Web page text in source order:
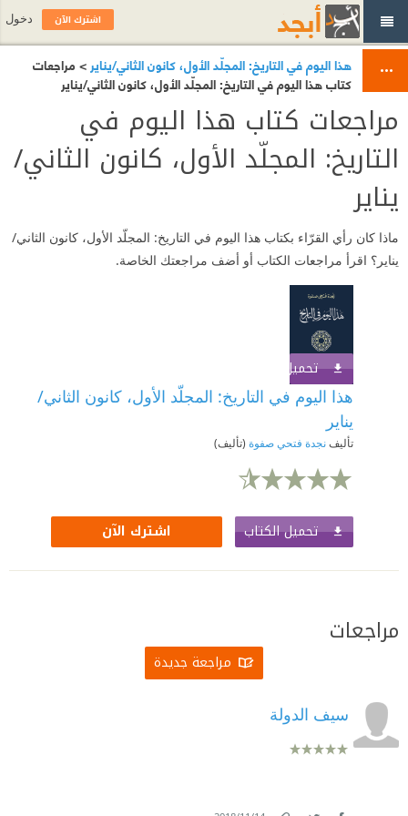
هذا اليوم في التاريخ: المجلّد الأول، كانون الثاني/يناير > مراجعات
كتاب هذا اليوم في التاريخ: المجلّد الأول، كانون الثاني/يناير
مراجعات كتاب هذا اليوم في
التاريخ: المجلّد الأول، كانون الثاني/
يناير
ماذا كان رأي القرّاء بكتاب هذا اليوم في التاريخ: المجلّد الأول، كانون الثاني/
يناير؟ اقرأ مراجعات الكتاب أو أضف مراجعتك الخاصة.
تحميل الكتاب
هذا اليوم في التاريخ: المجلّد الأول، كانون الثاني/
يناير
تأليفنجدة فتحي صفوة (تأليف)
تحميل الكتاب اشترك الآن
مراجعات
مراجعة جديدة
سيف الدولة
اشترك الآن دخول